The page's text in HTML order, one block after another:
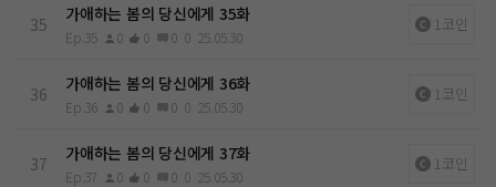
35 가애하는 봄의 당신에게 35화
Ep.35 0 0 0 0 25.05.30
1코인
36 가애하는 봄의 당신에게 36화
Ep.36 0 0 0 0 25.05.30
1코인
37 가애하는 봄의 당신에게 37화
Ep.37 0 0 0 0 25.05.30
1코인